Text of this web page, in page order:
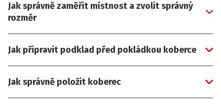
Jak správně zaměřit místnost a zvolit správný
rozměr
Jak připravit podklad před pokládkou koberce
Jak správně položit koberec